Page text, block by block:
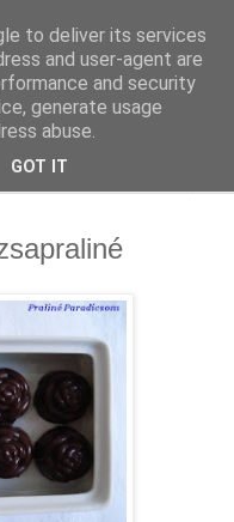
to deliver its services
and user-agent are
and security
generate usage
abuse.
GOT IT